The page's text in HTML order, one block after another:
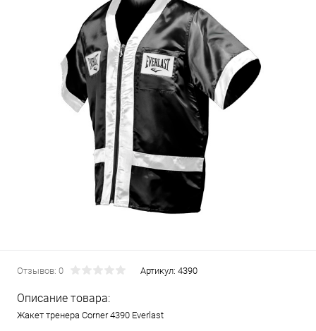
Отзывов: 0 Артикул: 4390
Описание товара:
Жакет тренера Corner 4390 Everlast